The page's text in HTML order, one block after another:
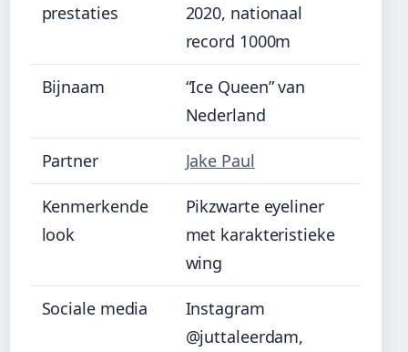
prestaties
2020, nationaal
record 1000m
Bijnaam
“Ice Queen” van
Nederland
Partner Jake Paul
Kenmerkende
look
Pikzwarte eyeliner
met karakteristieke
wing
Sociale media
Instagram
@juttaleerdam,